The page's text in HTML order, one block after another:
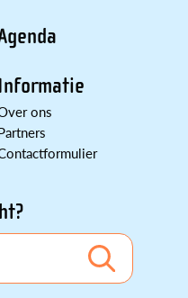
Informatie
ons